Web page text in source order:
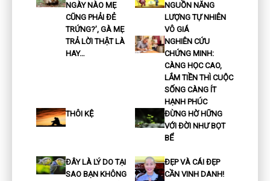
NGÀY NÀO MẸ
CŨNG PHẢI ĐẺ
TRỨNG?’, GÀ MẸ
TRẢ LỜI THẬT LÀ
HAY…
NGUỒN NĂNG
LƯỢNG TỰ NHIÊN
VÔ GIÁ
NGHIÊN CỨU
CHỨNG MINH:
CÀNG HỌC CAO,
LẮM TIỀN THÌ CUỘC
SỐNG CÀNG ÍT
HẠNH PHÚC
THÔI KỆ
ĐỪNG HỜ HỮNG
VỚI ĐỜI NHƯ BỌT
BỂ
ĐÂY LÀ LÝ DO TẠI
SAO BẠN KHÔNG
ĐẸP VÀ CÁI ĐẸP
CẦN VINH DANH!